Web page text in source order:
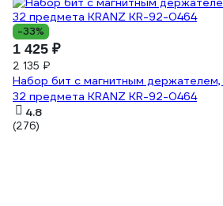
-33%
1 425 ₽
2 135 ₽
Набор бит с магнитным держателем,
32 предмета KRANZ KR-92-0464
4.8
(276)